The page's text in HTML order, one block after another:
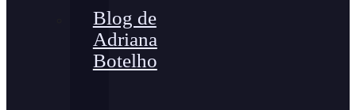
Blog de
Adriana
Botelho